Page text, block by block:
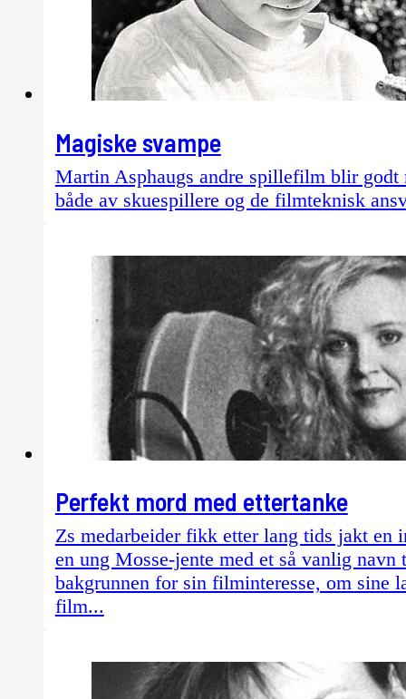
Magiske svampe
Martin Asphaugs andre spillefilm blir godt
både av skuespillere og de filmteknisk
Perfekt mord med ettertanke
Zs medarbeider fikk etter lang tids jakt en
en ung Mosse-jente med et så vanlig
bakgrunnen for sin filminteresse, om sine
film...